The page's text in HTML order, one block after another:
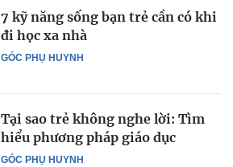
GÓC PHỤ HUYNH
7 kỹ năng sống bạn trẻ cần có khi
đi học xa nhà
GÓC PHỤ HUYNH
Tại sao trẻ không nghe lời: Tìm
hiểu phương pháp giáo dục